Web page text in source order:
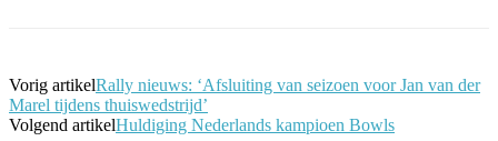
Vorig artikelRally nieuws: ‘Afsluiting van seizoen voor Jan van der
Marel tijdens thuiswedstrijd’
Volgend artikelHuldiging Nederlands kampioen Bowls